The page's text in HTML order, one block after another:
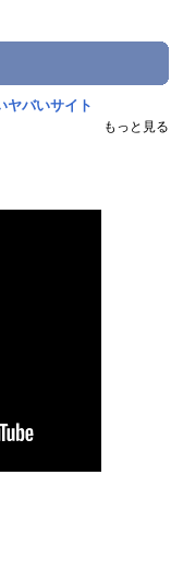
ヤバいサイト
もっと見る